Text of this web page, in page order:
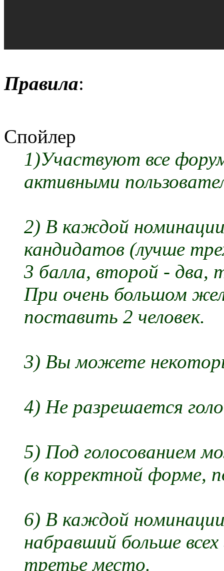
Правила:
Спойлер
1)Участвуют все
активными
2) В каждой
кандидатов (лучше
3 балла, второй - два,
При очень большом
поставить 2 человек.
3) Вы можете
4) Не разрешается
5) Под голосованием
(в корректной форме,
6) В каждой
набравший больше
третье место.